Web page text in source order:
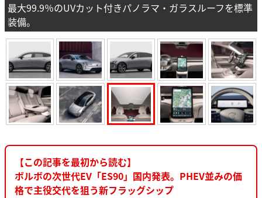
最大99.9％のUVカット付きパノラマ・ガラスルーフを標準
装備。
【この記事を最初から読む】
ボルボの次世代EV「ES90」国内発表。PHEV並みの価
格で主役交代を狙う新フラッグシップ